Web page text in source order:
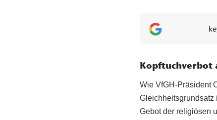
Kopftuchverbot
Wie VfGH-Präsident
Gleichheitsgrundsatz
Gebot der religiösen